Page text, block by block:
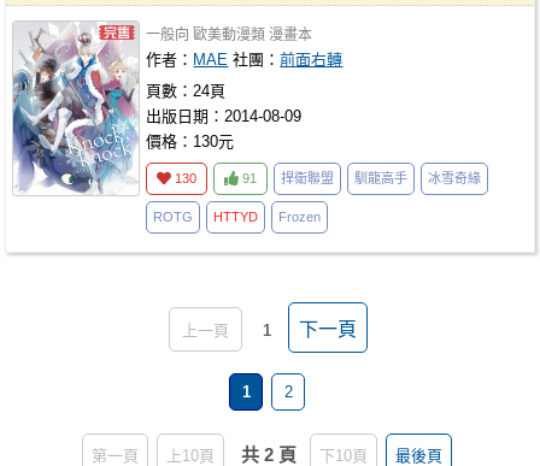
一般向 歐美動漫類 漫畫本
作者： MAE 社團：前面右轉
頁數：24頁
出版日期：2014-08-09
價格：130元
130 91 捍衛聯盟 馴龍高手 冰雪奇緣
ROTG HTTYD Frozen
上一頁 1 下一頁
1 2
第一頁 上10頁 共 2 頁 下10頁 最後頁